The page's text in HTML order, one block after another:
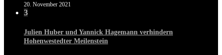
20. November 2021
3
Julien Huber und Yannick Hagemann verhindern
Hohenwestedter Meilenstein